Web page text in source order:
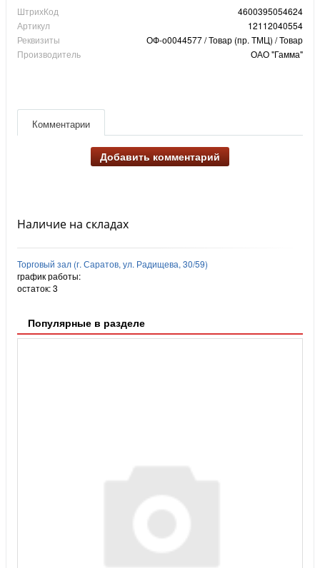
ШтрихКод
4600395054624
Артикул
12112040554
Реквизиты
ОФ-о0044577 / Товар (пр. ТМЦ) / Товар
Производитель
ОАО "Гамма"
Комментарии
Добавить комментарий
Наличие на складах
Торговый зал (г. Саратов, ул. Радищева, 30/59)
график работы:
остаток:3
Популярные в разделе